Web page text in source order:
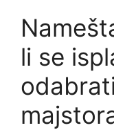
li se